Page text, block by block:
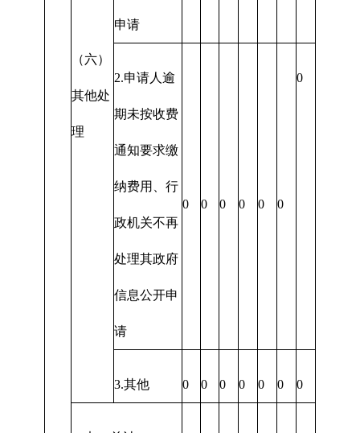
（六）
其他处
理
申请
2.申请人逾
期未按收费
通知要求缴
纳费用、行
政机关不再
处理其政府
信息公开申
请
0 0 0 0 0 0
0
3.其他 0 0 0 0 0 0 0